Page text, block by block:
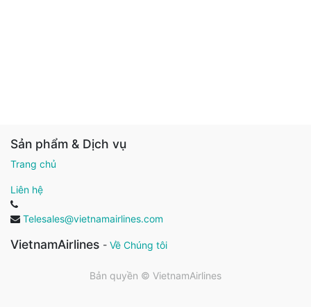
Sản phẩm & Dịch vụ
Trang chủ
Liên hệ
Telesales@vietnamairlines.com
VietnamAirlines - Về Chúng tôi
Bản quyền © VietnamAirlines